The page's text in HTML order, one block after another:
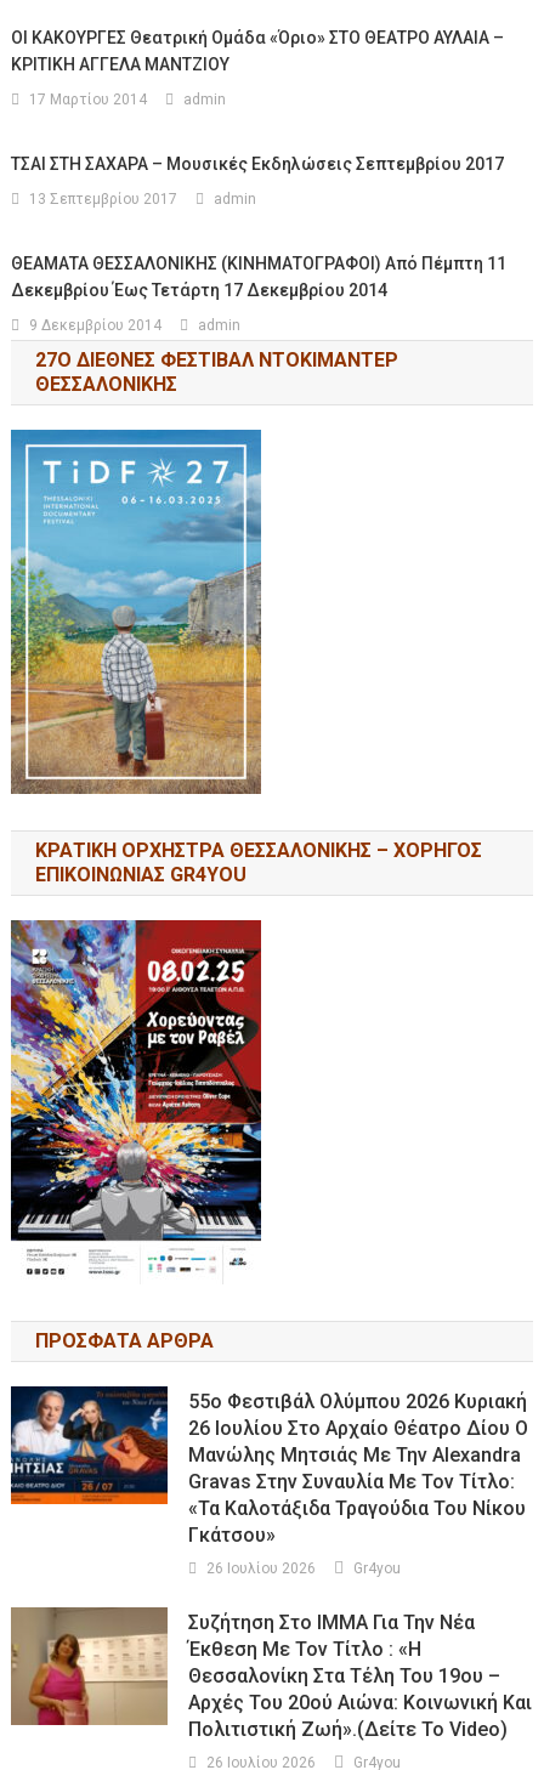
ΟΙ ΚΑΚΟΥΡΓΕΣ Θεατρική Ομάδα «Όριο» ΣΤΟ ΘΕΑΤΡΟ ΑΥΛΑΙΑ –
ΚΡΙΤΙΚΗ ΑΓΓΕΛΑ ΜΑΝΤΖΙΟΥ
17 Μαρτίου 2014 admin
ΤΣΑΙ ΣΤΗ ΣΑΧΑΡΑ – Μουσικές Εκδηλώσεις Σεπτεμβρίου 2017
13 Σεπτεμβρίου 2017 admin
ΘΕΑΜΑΤΑ ΘΕΣΣΑΛΟΝΙΚΗΣ (ΚΙΝΗΜΑΤΟΓΡΑΦΟΙ) Από Πέμπτη 11
Δεκεμβρίου Έως Τετάρτη 17 Δεκεμβρίου 2014
9 Δεκεμβρίου 2014 admin
27Ο ΔΙΕΘΝΕΣ ΦΕΣΤΙΒΑΛ ΝΤΟΚΙΜΑΝΤΕΡ
ΘΕΣΣΑΛΟΝΙΚΗΣ
ΚΡΑΤΙΚΗ ΟΡΧΗΣΤΡΑ ΘΕΣΣΑΛΟΝΙΚΗΣ – ΧΟΡΗΓΟΣ
ΕΠΙΚΟΙΝΩΝΙΑΣ GR4YOU
ΠΡΟΣΦΑΤΑ ΑΡΘΡΑ
55ο Φεστιβάλ Ολύμπου 2026 Κυριακή
26 Ιουλίου Στο Αρχαίο Θέατρο Δίου Ο
Μανώλης Μητσιάς Με Την Alexandra
Gravas Στην Συναυλία Με Τον Τίτλο:
«τα Καλοτάξιδα Τραγούδια Του Νίκου
Γκάτσου»
26 Ιουλίου 2026 Gr4you
Συζήτηση Στο ΙΜΜΑ Για Την Νέα
Έκθεση Με Τον Τίτλο : «Η
Θεσσαλονίκη Στα Τέλη Του 19ου –
Αρχές Του 20ού Αιώνα: Κοινωνική Και
Πολιτιστική Ζωή».(Δείτε Το Video)
26 Ιουλίου 2026 Gr4you